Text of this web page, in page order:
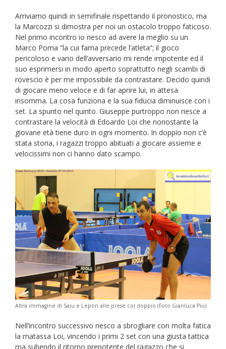
Arriviamo quindi in semifinale rispettando il pronostico, ma
la Marcozzi si dimostra per noi un ostacolo troppo faticoso.
Nel primo incontro io riesco ad avere la meglio su un
Marco Poma “la cui fama precede l’atleta”; il gioco
pericoloso e vario dell’avversario mi rende impotente ed il
suo esprimersi in modo aperto soprattutto negli scambi di
rovescio è per me impossibile da contrastare. Decido quindi
di giocare meno veloce e di far aprire lui, in attesa
insomma. La cosa funziona e la sua fiducia diminuisce con i
set. La spunto nel quinto. Giuseppe purtroppo non riesce a
contrastare la velocità di Edoardo Loi che nonostante la
giovane età tiene duro in ogni momento. In doppio non c’è
stata storia, i ragazzi troppo abituati a giocare assieme e
velocissimi non ci hanno dato scampo.
Altra immagine di Saiu e Lepori alle prese col doppio (Foto Gianluca Piu)
Nell’incontro successivo riesco a sbrogliare con molta fatica
la matassa Loi, vincendo i primi 2 set con una giusta tattica
ma subendo il ritorno prepotente del ragazzo che si